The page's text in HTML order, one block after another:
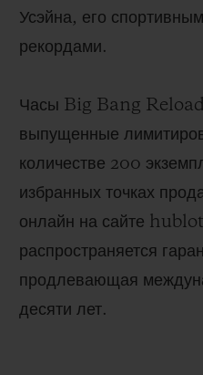
Усэйна, его
рекордами.
Часы Big Bang
выпущенные
количестве 200
избранных точках
онлайн на сайте
распространяется
продлевающая
десяти лет.